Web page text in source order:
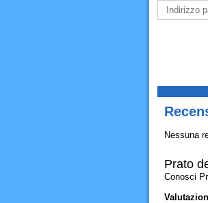
Nessuna
Prato
Conosci